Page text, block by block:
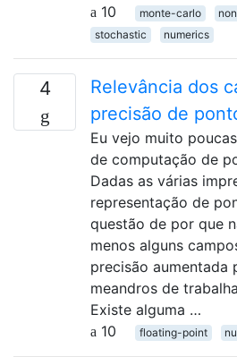
10
monte-carlo
stochastic
numerics
4
Relevância dos
precisão de
Eu vejo muito
de computação de
Dadas as várias
representação de
questão de por que
menos alguns
precisão aumentada
meandros de
Existe alguma …
10
floating-point